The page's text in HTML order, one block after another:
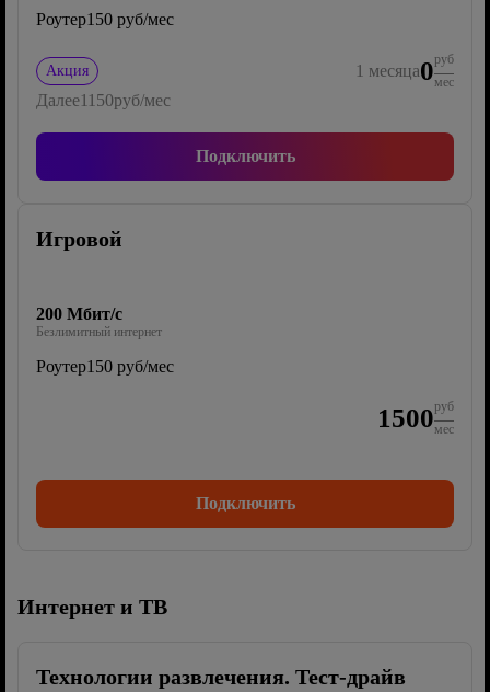
Роутер150 руб/мес
Акция 1 месяца0руб
мес
Далее1150руб/мес
Подключить
Игровой
200 Мбит/с
Безлимитный интернет
Роутер150 руб/мес
1500руб
мес
Подключить
Интернет и ТВ
Технологии развлечения. Тест-драйв